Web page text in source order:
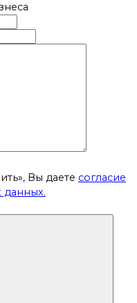
Вы даете согласие
данных.